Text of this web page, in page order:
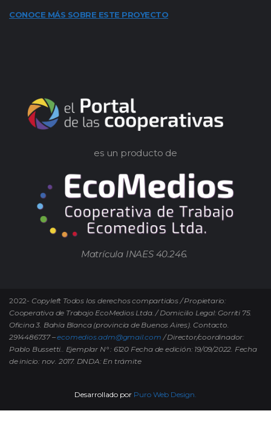
CONOCE MÁS SOBRE ESTE PROYECTO
es un producto de
Matrícula INAES 40.246.
2022- Copyleft Todos los derechos compartidos / Propietario:
Cooperativa de Trabajo EcoMedios Ltda. / Domicilio Legal: Gorriti 75.
Oficina 3. Bahía Blanca (provincia de Buenos Aires). Contacto.
2914486737 –ecomedios.adm@gmail.com / Director/coordinador:
Pablo Bussetti.. Ejemplar N° : 6120 Fecha de edición: 19/09/2022. Fecha
de inicio: nov. 2017. DNDA: En trámite
Desarrollado por Puro Web Design.